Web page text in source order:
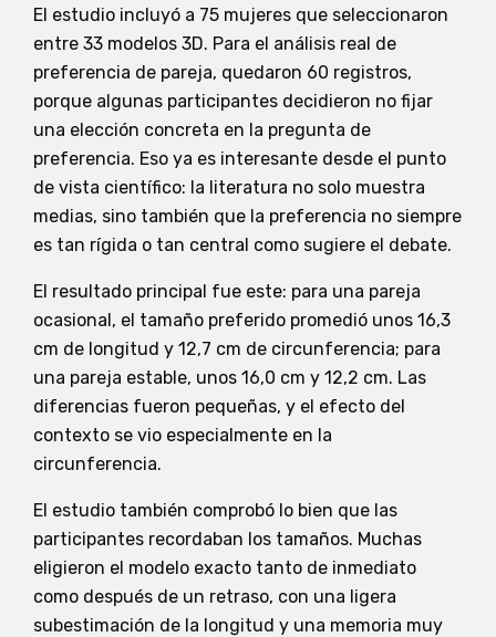
El estudio incluyó a 75 mujeres que seleccionaron
entre 33 modelos 3D. Para el análisis real de
preferencia de pareja, quedaron 60 registros,
porque algunas participantes decidieron no fijar
una elección concreta en la pregunta de
preferencia. Eso ya es interesante desde el punto
de vista científico: la literatura no solo muestra
medias, sino también que la preferencia no siempre
es tan rígida o tan central como sugiere el debate.
El resultado principal fue este: para una pareja
ocasional, el tamaño preferido promedió unos 16,3
cm de longitud y 12,7 cm de circunferencia; para
una pareja estable, unos 16,0 cm y 12,2 cm. Las
diferencias fueron pequeñas, y el efecto del
contexto se vio especialmente en la
circunferencia.
El estudio también comprobó lo bien que las
participantes recordaban los tamaños. Muchas
eligieron el modelo exacto tanto de inmediato
como después de un retraso, con una ligera
subestimación de la longitud y una memoria muy